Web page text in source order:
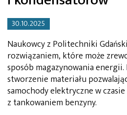
30.10.2025
Naukowcy z Politechniki
rozwiązaniem, które może
sposób magazynowania
stworzenie materiału
samochody elektryczne w
z tankowaniem benzyny.